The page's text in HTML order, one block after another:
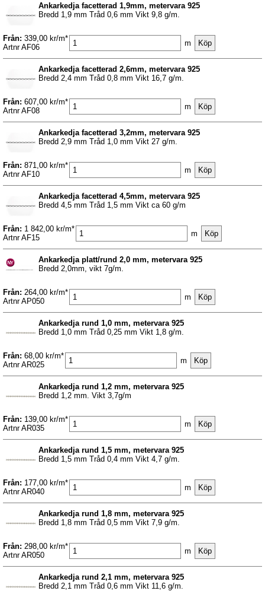
Ankarkedja facetterad 1,9mm, metervara 925
Bredd 1,9 mm Tråd 0,6 mm Vikt 9,8 g/m.
Från: 339,00 kr/m*
Artnr AF06
m
Ankarkedja facetterad 2,6mm, metervara 925
Bredd 2,4 mm Tråd 0,8 mm Vikt 16,7 g/m.
Från: 607,00 kr/m*
Artnr AF08
m
Ankarkedja facetterad 3,2mm, metervara 925
Bredd 2,9 mm Tråd 1,0 mm Vikt 27 g/m.
Från: 871,00 kr/m*
Artnr AF10
m
Ankarkedja facetterad 4,5mm, metervara 925
Bredd 4,5 mm Tråd 1,5 mm Vikt ca 60 g/m
Från: 1 842,00 kr/m*
Artnr AF15
m
Ankarkedja platt/rund 2,0 mm, metervara 925
Bredd 2,0mm, vikt 7g/m.
Från: 264,00 kr/m*
Artnr AP050
m
Ankarkedja rund 1,0 mm, metervara 925
Bredd 1,0 mm Tråd 0,25 mm Vikt 1,8 g/m.
Från: 68,00 kr/m*
Artnr AR025
m
Ankarkedja rund 1,2 mm, metervara 925
Bredd 1,2 mm. Vikt 3,7g/m
Från: 139,00 kr/m*
Artnr AR035
m
Ankarkedja rund 1,5 mm, metervara 925
Bredd 1,5 mm Tråd 0,4 mm Vikt 4,7 g/m.
Från: 177,00 kr/m*
Artnr AR040
m
Ankarkedja rund 1,8 mm, metervara 925
Bredd 1,8 mm Tråd 0,5 mm Vikt 7,9 g/m.
Från: 298,00 kr/m*
Artnr AR050
m
Ankarkedja rund 2,1 mm, metervara 925
Bredd 2,1 mm Tråd 0,6 mm Vikt 11,6 g/m.